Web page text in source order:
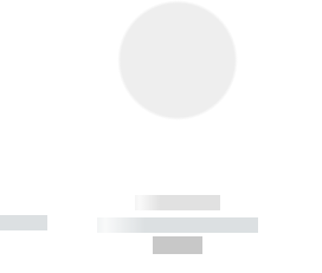
------------
----------- -----------